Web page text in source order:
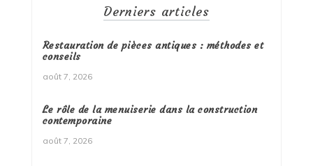
Derniers articles
Restauration de pièces antiques : méthodes et
conseils
août 7, 2026
Le rôle de la menuiserie dans la construction
contemporaine
août 7, 2026